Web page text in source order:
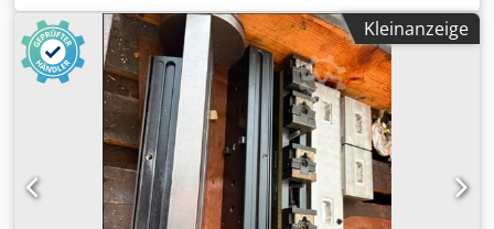
Elektronikbranche haben wir bereits erfolgreich Projekte
realisiert. Gemeinsam werden wir Wege erarbeiten, um
Ihren Ablauf und Materialfluss kostengünstig und
nachhaltig zu optimieren. Selbst vollautomatische
Sortiertechnik oder ergänzende Komponenten wie
Kommissionierregale oder Behälter können wir Ihnen
anbieten. Eigenschaften: Zustand: voll funktionsfähig, mit
Gebrauchsspuren Ideal zum schnellen Materialtransport
Fachmännisch demontiert und verpackt Abholadresse:
Industriestraße 5 (47918 Tönisvorst)
Kleinanzeige